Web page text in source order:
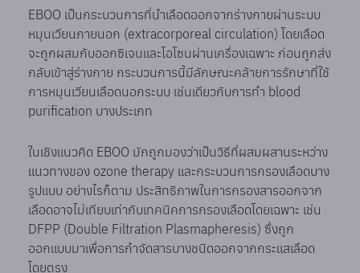
EBOO เป็นกระบวนการที่นำเลือดออกจากร่างกายผ่านระบบ
หมุนเวียนภายนอก (extracorporeal circulation) โดยเลือด
จะถูกผสมกับออกซิเจนและโอโซนผ่านเครื่องเฉพาะ ก่อนถูกส่ง
กลับเข้าสู่ร่างกาย กระบวนการนี้มีลักษณะคล้ายการรักษาที่ใช้
การหมุนเวียนเลือดนอกระบบ เช่นเดียวกับการทำ blood
purification บางประเภท
ในเชิงแนวคิด EBOO มักถูกมองว่าเป็นวิธีที่ผสมผสานระหว่าง
แนวทางของ ozone therapy และกระบวนการกรองเลือดบาง
รูปแบบ อย่างไรก็ตาม ประสิทธิภาพในการกรองสารออกจาก
เลือดอาจไม่เทียบเท่ากับเทคนิคการกรองเลือดโดยเฉพาะ เช่น
DFPP (Double Filtration Plasmapheresis) ซึ่งถูก
ออกแบบมาเพื่อการกำจัดสารบางชนิดออกจากกระแสเลือด
โดยตรง